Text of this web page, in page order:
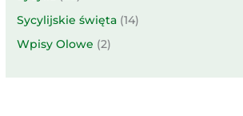
Sycylijskie święta (14)
Wpisy Olowe (2)